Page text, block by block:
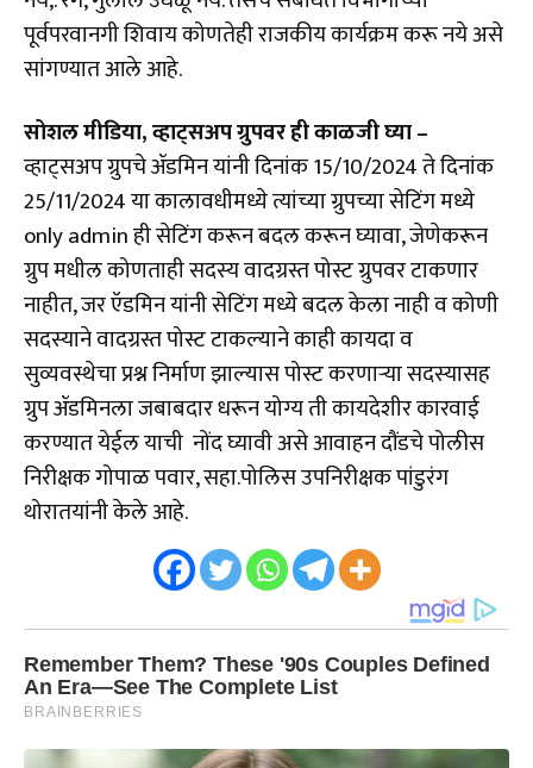
पूर्वपरवानगी शिवाय कोणतेही राजकीय कार्यक्रम करू नये असे
सांगण्यात आले आहे.
सोशल मीडिया, व्हाट्सअप ग्रुपवर ही काळजी घ्या –
व्हाट्सअप ग्रुपचे ॲडमिन यांनी दिनांक 15/10/2024 ते दिनांक
25/11/2024 या कालावधीमध्ये त्यांच्या ग्रुपच्या सेटिंग मध्ये
only admin ही सेटिंग करून बदल करून घ्यावा, जेणेकरून
ग्रुप मधील कोणताही सदस्य वादग्रस्त पोस्ट ग्रुपवर टाकणार
नाहीत, जर ऍडमिन यांनी सेटिंग मध्ये बदल केला नाही व कोणी
सदस्याने वादग्रस्त पोस्ट टाकल्याने काही कायदा व
सुव्यवस्थेचा प्रश्न निर्माण झाल्यास पोस्ट करणाऱ्या सदस्यासह
ग्रुप ॲडमिनला जबाबदार धरून योग्य ती कायदेशीर कारवाई
करण्यात येईल याची नोंद घ्यावी असे आवाहन दौंडचे पोलीस
निरीक्षक गोपाळ पवार, सहा.पोलिस उपनिरीक्षक पांडुरंग
थोरातयांनी केले आहे.